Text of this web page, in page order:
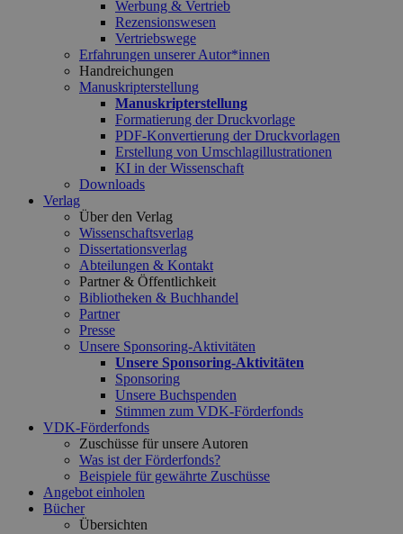
Werbung & Vertrieb
Rezensionswesen
Vertriebswege
Erfahrungen unserer Autor*innen
Handreichungen
Manuskripterstellung
Manuskripterstellung
Formatierung der Druckvorlage
PDF-Konvertierung der Druckvorlagen
Erstellung von Umschlagillustrationen
KI in der Wissenschaft
Downloads
Verlag
Über den Verlag
Wissenschaftsverlag
Dissertationsverlag
Abteilungen & Kontakt
Partner & Öffentlichkeit
Bibliotheken & Buchhandel
Partner
Presse
Unsere Sponsoring-Aktivitäten
Unsere Sponsoring-Aktivitäten
Sponsoring
Unsere Buchspenden
Stimmen zum VDK-Förderfonds
VDK-Förderfonds
Zuschüsse für unsere Autoren
Was ist der Förderfonds?
Beispiele für gewährte Zuschüsse
Angebot einholen
Bücher
Übersichten